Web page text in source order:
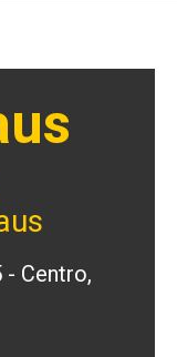
- Centro,